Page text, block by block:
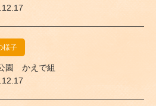
様子
園 かえで組